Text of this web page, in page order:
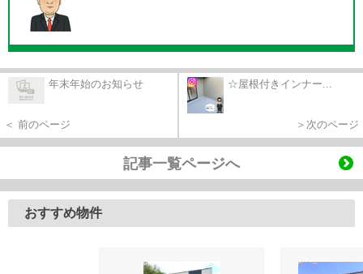
年末年始のお知らせ
＜ 前のページ
☆屋根付きインナー...
＞次のページ
記事一覧ページへ
おすすめ物件